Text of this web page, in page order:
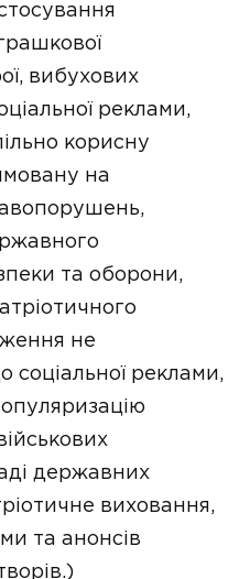
вибухових
реклами,
корисну
на
та оборони,
не
соціальної реклами,
державних
виховання,
та анонсів